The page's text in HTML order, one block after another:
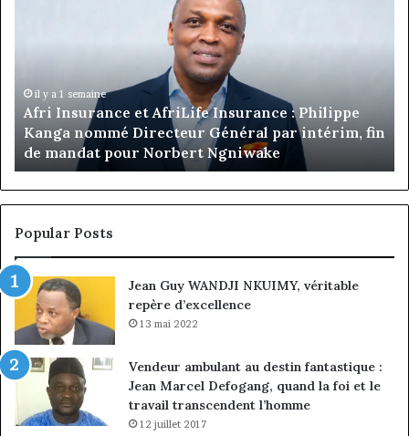
de
Jumia
Maroc
il y a 6 heures
Marcelle Monkam Siayojie prend les commandes
de Jumia Maroc
Popular Posts
Jean Guy WANDJI NKUIMY, véritable
repère d’excellence
13 mai 2022
Vendeur ambulant au destin fantastique :
Jean Marcel Defogang, quand la foi et le
travail transcendent l’homme
12 juillet 2017